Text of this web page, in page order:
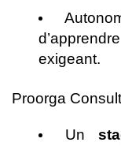
exigeant.
Proorga
Un